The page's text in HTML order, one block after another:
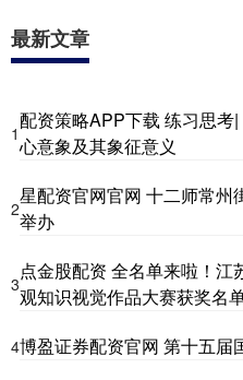
最新文章
1
配资策略APP下载 练习思
心意象及其象征意义
2
星配资官网官网 十二师常州
举办
3
点金股配资 全名单来啦！
观知识视觉作品大赛获奖名
4博盈证券配资官网 第十五届